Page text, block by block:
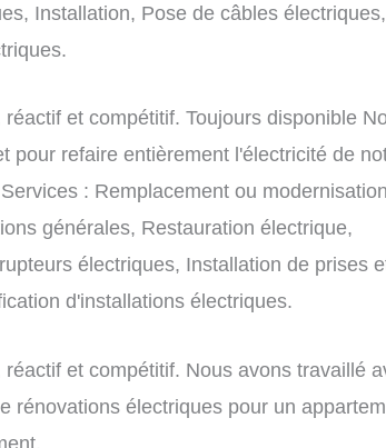
Installation, Pose de câbles électriques,
et compétitif. Toujours disponible
pour refaire entièrement l'électricité de
: Remplacement ou
générales, Restauration électrique,
électriques, Installation de prises
d'installations électriques.
et compétitif. Nous avons travaillé
rénovations électriques pour un